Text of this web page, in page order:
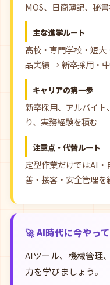
MOS、日商簿記、秘
主な進学ルート
高校・専門学校・短
品実績 → 新卒採用・
キャリアの第一歩
新卒採用、アルバイ
り、実務経験を積む
注意点・代替ルート
定型作業だけではAI
善・接客・安全管理
🚀 AI時代に今やっ
AIツール、機械管理
力を学びましょう。